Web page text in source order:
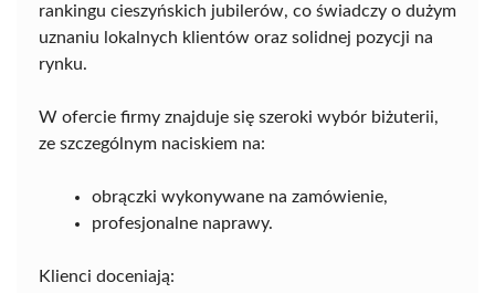
rankingu cieszyńskich jubilerów, co świadczy o dużym
uznaniu lokalnych klientów oraz solidnej pozycji na
rynku.
W ofercie firmy znajduje się szeroki wybór biżuterii,
ze szczególnym naciskiem na:
obrączki wykonywane na zamówienie,
profesjonalne naprawy.
Klienci doceniają: